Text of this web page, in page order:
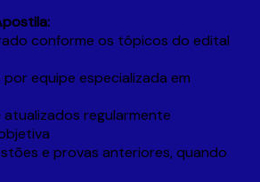
conforme os tópicos do edital
equipe especializada em
atualizados regularmente
e provas anteriores, quando